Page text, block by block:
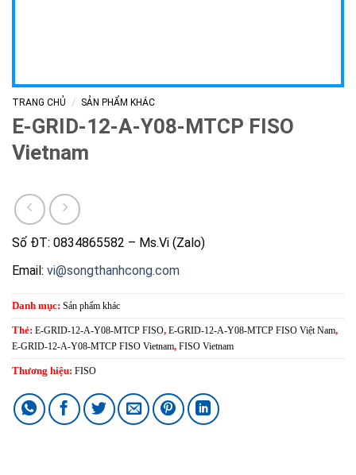
TRANG CHỦ / SẢN PHẨM KHÁC
E-GRID-12-A-Y08-MTCP FISO
Vietnam
Số ĐT: 0834865582 – Ms.Vi (Zalo)
Email: vi@songthanhcong.com
Danh mục: Sản phẩm khác
Thẻ: E-GRID-12-A-Y08-MTCP FISO, E-GRID-12-A-Y08-MTCP FISO Việt Nam,
E-GRID-12-A-Y08-MTCP FISO Vietnam, FISO Vietnam
Thương hiệu: FISO